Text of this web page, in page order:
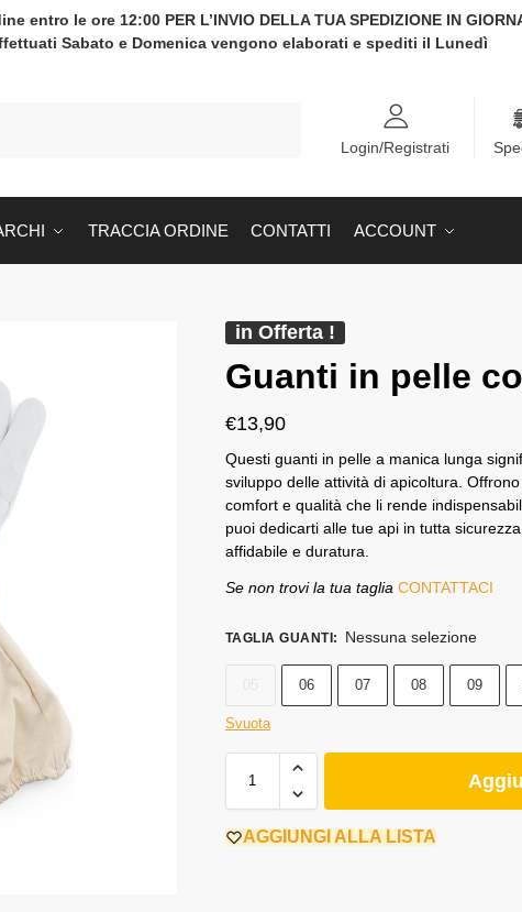
entro le ore 12:00 PER L’INVIO DELLA TUA SPEDIZIONE IN
Sabato e Domenica vengono elaborati e spediti il Lunedì
Login/Registrati
TRACCIA ORDINE CONTATTI ACCOUNT
in Offerta !
Guanti in pelle
€13,90
Questi guanti in pelle a manica lunga
sviluppo delle attività di apicoltura.
comfort e qualità che li rende
puoi dedicarti alle tue api in tutta
affidabile e duratura.
Se non trovi la tua taglia CONTATTACI
TAGLIA GUANTI: Nessuna selezione
06 07 08 09
Svuota
AGGIUNGI ALLA LISTA